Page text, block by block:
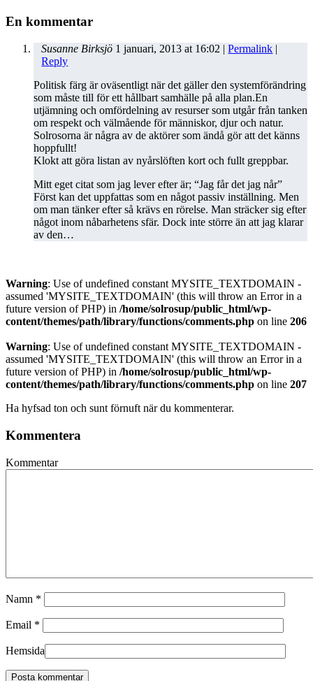
En kommentar
Susanne Birksjö 1 januari, 2013 at 16:02 |Permalink |
Reply
Politisk färg är oväsentligt när det gäller den systemförändring
som måste till för ett hållbart samhälle på alla plan.En
utjämning och omfördelning av resurser som utgår från tanken
om respekt och välmående för människor, djur och natur.
Solrosorna är några av de aktörer som ändå gör att det känns
hoppfullt!
Klokt att göra listan av nyårslöften kort och fullt greppbar.
Mitt eget citat som jag lever efter är; “Jag får det jag når”
Först kan det uppfattas som en något passiv inställning. Men
om man tänker efter så krävs en rörelse. Man sträcker sig efter
något inom nåbarhetens sfär. Dock inte större än att jag klarar
av den…
Warning: Use of undefined constant MYSITE_TEXTDOMAIN -
assumed 'MYSITE_TEXTDOMAIN' (this will throw an Error in a
future version of PHP) in /home/solrosup/public_html/wp-
content/themes/path/library/functions/comments.php on line 206
Warning: Use of undefined constant MYSITE_TEXTDOMAIN -
assumed 'MYSITE_TEXTDOMAIN' (this will throw an Error in a
future version of PHP) in /home/solrosup/public_html/wp-
content/themes/path/library/functions/comments.php on line 207
Ha hyfsad ton och sunt förnuft när du kommenterar.
Kommentera
Kommentar
Namn *
Email *
Hemsida